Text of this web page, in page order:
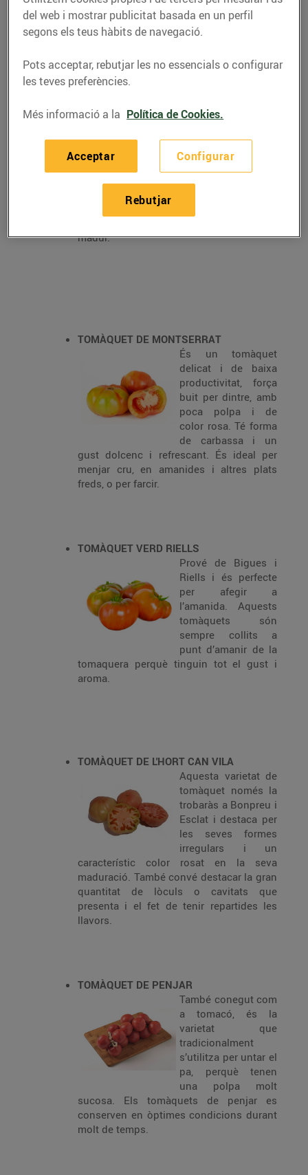
èpoques per gaudir-lo és l’estiu: en amanides,
gaspatxos, sopes fredes… I per a cada plat, una
varietats que podràs trobar actualment a Bonpreu i
Esclat, les coneixes totes?
TOMÀQUET VERD
Tomàquet rodó o
allargat amb
coloració verdosa
externa i polpa
madur.
TOMÀQUET DE MONTSERRAT
És un tomàquet
delicat i de baixa
productivitat, força
buit per dintre, amb
poca polpa i de
color rosa. Té forma
de carbassa i un
gust dolcenc i refrescant. És ideal per
menjar cru, en amanides i altres plats
freds, o per farcir.
TOMÀQUET VERD RIELLS
Prové de Bigues i
Riells i és perfecte
per afegir a
l’amanida. Aquests
tomàquets són
sempre collits a
punt d’amanir de la
tomaquera perquè tinguin tot el gust i
aroma.
TOMÀQUET DE L'HORT CAN VILA
Aquesta varietat de
tomàquet només la
trobaràs a Bonpreu i
Esclat i destaca per
les seves formes
irregulars i un
característic color rosat en la seva
maduració. També convé destacar la gran
quantitat de lòculs o cavitats que
presenta i el fet de tenir repartides les
llavors.
TOMÀQUET DE PENJAR
També conegut com
a tomacó, és la
varietat que
tradicionalment
s’utilitza per untar el
pa, perquè tenen
una polpa molt
sucosa. Els tomàquets de penjar es
conserven en òptimes condicions durant
molt de temps.
del web i mostrar publicitat basada en un perfil
segons els teus hàbits de navegació.
Pots acceptar, rebutjar les no essencials o configurar
les teves preferències.
Més informació a la Política de Cookies.
Configurar
Rebutjar
Acceptar